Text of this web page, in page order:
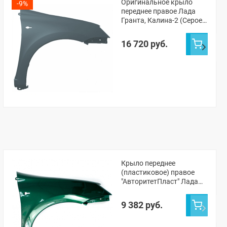
-9%
Оригинальное крыло
переднее правое Лада
Гранта, Калина-2 (Серое
16 720 руб.
Крыло переднее
(пластиковое) правое
"АвторитетПласт" Лада
(окрашенное)
9 382 руб.